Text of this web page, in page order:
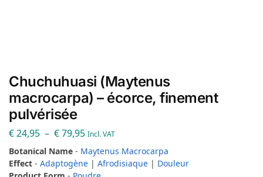
Chuchuhuasi (Maytenus
macrocarpa) – écorce, finement
pulvérisée
€24,95 – €79,95 Incl. VAT
Botanical Name - Maytenus Macrocarpa
Effect - Adaptogène | Afrodisiaque | Douleur